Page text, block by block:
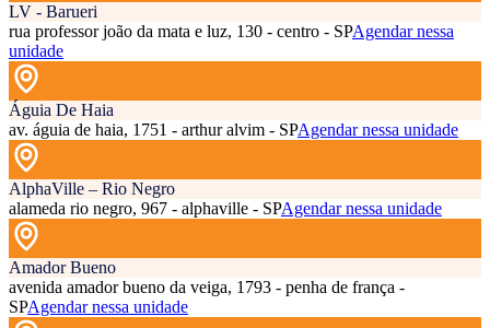
LV - Barueri
rua professor joão da mata e luz, 130 - centro - SPAgendar nessa
unidade
Águia De Haia
av. águia de haia, 1751 - arthur alvim - SPAgendar nessa unidade
AlphaVille – Rio Negro
alameda rio negro, 967 - alphaville - SPAgendar nessa unidade
Amador Bueno
avenida amador bueno da veiga, 1793 - penha de frança -
SPAgendar nessa unidade